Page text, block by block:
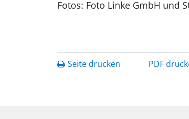
Fotos: Foto Linke GmbH und
Seite drucken PDF